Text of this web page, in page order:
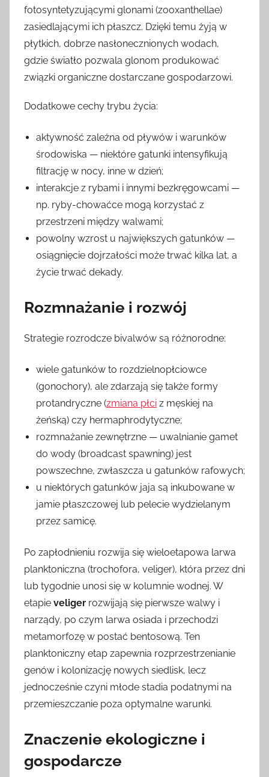
fotosyntetyzującymi glonami (zooxanthellae)
zasiedlającymi ich płaszcz. Dzięki temu żyją w
płytkich, dobrze nasłonecznionych wodach,
gdzie światło pozwala glonom produkować
związki organiczne dostarczane gospodarzowi.
Dodatkowe cechy trybu życia:
aktywność zależna od pływów i warunków
środowiska — niektóre gatunki intensyfikują
filtrację w nocy, inne w dzień;
interakcje z rybami i innymi bezkręgowcami —
np. ryby-chowaćce mogą korzystać z
przestrzeni między walwami;
powolny wzrost u największych gatunków —
osiągnięcie dojrzałości może trwać kilka lat, a
życie trwać dekady.
Rozmnażanie i rozwój
Strategie rozrodcze bivalwów są różnorodne:
wiele gatunków to rozdzielnopłciowce
(gonochory), ale zdarzają się także formy
protandryczne (zmiana płci z męskiej na
żeńską) czy hermaphrodytyczne;
rozmnażanie zewnętrzne — uwalnianie gamet
do wody (broadcast spawning) jest
powszechne, zwłaszcza u gatunków rafowych;
u niektórych gatunków jaja są inkubowane w
jamie płaszczowej lub pelecie wydzielanym
przez samicę.
Po zapłodnieniu rozwija się wieloetapowa larwa
planktoniczna (trochofora, veliger), która przez dni
lub tygodnie unosi się w kolumnie wodnej. W
etapie veliger rozwijają się pierwsze walwy i
narządy, po czym larwa osiada i przechodzi
metamorfozę w postać bentosową. Ten
planktoniczny etap zapewnia rozprzestrzenianie
genów i kolonizację nowych siedlisk, lecz
jednocześnie czyni młode stadia podatnymi na
przemieszczanie poza optymalne warunki.
Znaczenie ekologiczne i
gospodarcze